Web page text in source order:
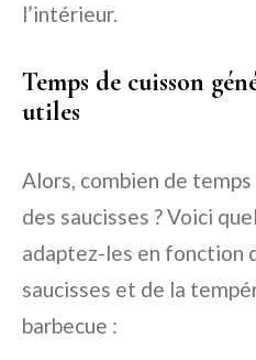
l’intérieur.
Temps de cuisson
utiles
Alors, combien de
des saucisses ? Voici
adaptez-les en fonction
saucisses et de la
barbecue :